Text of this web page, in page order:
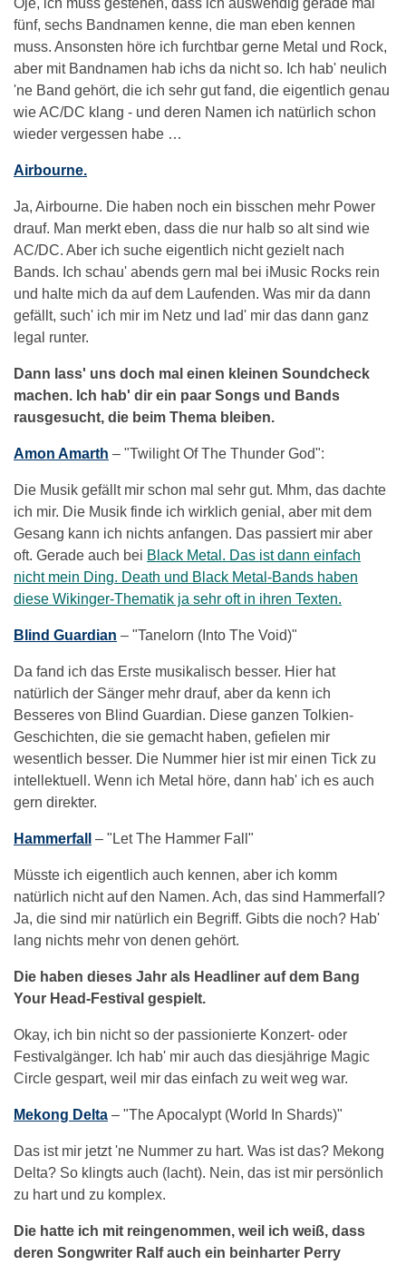
fünf, sechs Bandnamen kenne, die man eben kennen
muss. Ansonsten höre ich furchtbar gerne Metal und Rock,
aber mit Bandnamen hab ichs da nicht so. Ich hab' neulich
'ne Band gehört, die ich sehr gut fand, die eigentlich genau
wie AC/DC klang - und deren Namen ich natürlich schon
wieder vergessen habe …
Airbourne.
Ja, Airbourne. Die haben noch ein bisschen mehr Power
drauf. Man merkt eben, dass die nur halb so alt sind wie
AC/DC. Aber ich suche eigentlich nicht gezielt nach
Bands. Ich schau' abends gern mal bei iMusic Rocks rein
und halte mich da auf dem Laufenden. Was mir da dann
gefällt, such' ich mir im Netz und lad' mir das dann ganz
legal runter.
Dann lass' uns doch mal einen kleinen Soundcheck
machen. Ich hab' dir ein paar Songs und Bands
rausgesucht, die beim Thema bleiben.
Amon Amarth – "Twilight Of The Thunder God":
Die Musik gefällt mir schon mal sehr gut. Mhm, das dachte
ich mir. Die Musik finde ich wirklich genial, aber mit dem
Gesang kann ich nichts anfangen. Das passiert mir aber
oft. Gerade auch bei Black Metal. Das ist dann einfach
nicht mein Ding. Death und Black Metal-Bands haben
diese Wikinger-Thematik ja sehr oft in ihren Texten.
Blind Guardian – "Tanelorn (Into The Void)"
Da fand ich das Erste musikalisch besser. Hier hat
natürlich der Sänger mehr drauf, aber da kenn ich
Besseres von Blind Guardian. Diese ganzen Tolkien-
Geschichten, die sie gemacht haben, gefielen mir
wesentlich besser. Die Nummer hier ist mir einen Tick zu
intellektuell. Wenn ich Metal höre, dann hab' ich es auch
gern direkter.
Hammerfall – "Let The Hammer Fall"
Müsste ich eigentlich auch kennen, aber ich komm
natürlich nicht auf den Namen. Ach, das sind Hammerfall?
Ja, die sind mir natürlich ein Begriff. Gibts die noch? Hab'
lang nichts mehr von denen gehört.
Die haben dieses Jahr als Headliner auf dem Bang
Your Head-Festival gespielt.
Okay, ich bin nicht so der passionierte Konzert- oder
Festivalgänger. Ich hab' mir auch das diesjährige Magic
Circle gespart, weil mir das einfach zu weit weg war.
Mekong Delta – "The Apocalypt (World In Shards)"
Das ist mir jetzt 'ne Nummer zu hart. Was ist das? Mekong
Delta? So klingts auch (lacht). Nein, das ist mir persönlich
zu hart und zu komplex.
Die hatte ich mit reingenommen, weil ich weiß, dass
deren Songwriter Ralf auch ein beinharter Perry